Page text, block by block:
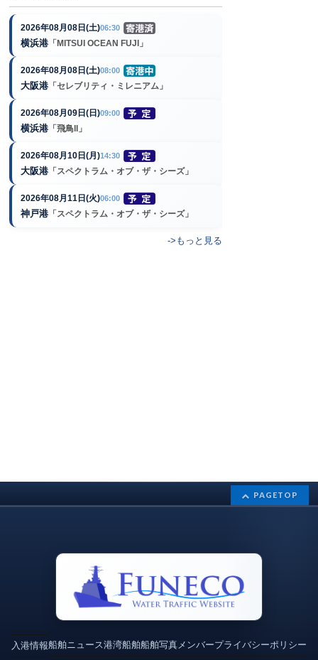
2026年08月08日(土)06:30
横浜港 「MITSUI OCEAN FUJI」
2026年08月08日(土)08:00
大阪港 「セレブリティ・ミレニアム」
2026年08月09日(日)09:00
横浜港 「飛鳥II」
2026年08月10日(月)14:30
大阪港 「スペクトラム・オブ・ザ・シーズ」
2026年08月11日(火)06:00
神戸港 「スペクトラム・オブ・ザ・シーズ」
->もっと見る
PAGETOP
入港情報船舶ニュース港湾船舶船舶写真メンバープライバシーポリシー